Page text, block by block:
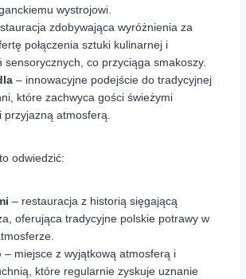
wystrojowi.
zdobywająca wyróżnienia za
połączenia sztuki kulinarnej i
sensorycznych, co przyciąga smakoszy.
– innowacyjne podejście do tradycyjnej
które zachwyca gości świeżymi
przyjazną atmosferą.
odwiedzić:
– restauracja z historią sięgającą
oferująca tradycyjne polskie potrawy w
– miejsce z wyjątkową atmosferą i
które regularnie zyskuje uznanie